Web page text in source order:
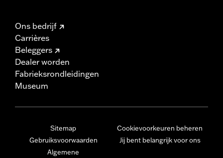
Ons bedrijf
Carrières
Beleggers
Dealer worden
Fabrieksrondleidingen
Museum
Sitemap
Gebruiksvoorwaarden
Algemene
Cookievoorkeuren beheren
Jij bent belangrijk voor ons